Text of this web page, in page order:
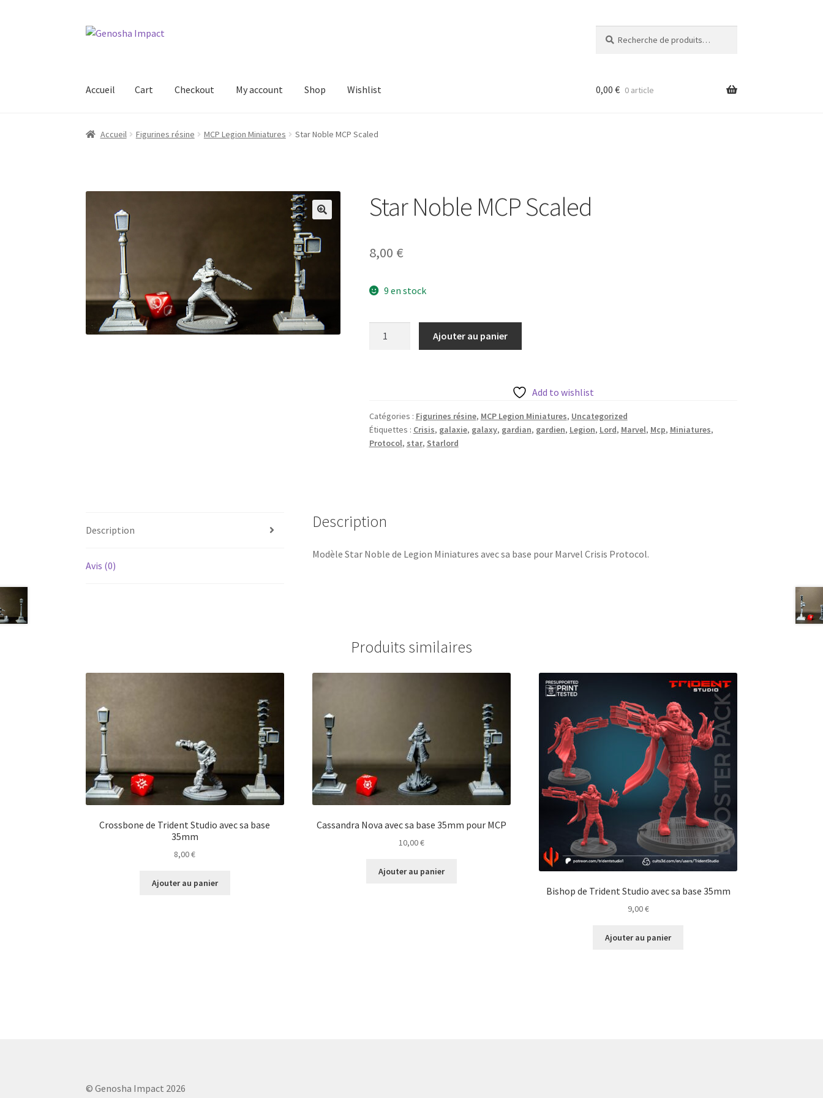
Aller
Aller
pour :
Accueil Cart Checkout My account Shop Wishlist
Accueil Cart Checkout My account Shop Wishlist
0,00 € 0 article
Accueil Figurines résine MCP Legion Miniatures Star Noble MCP Scaled
Star Noble MCP Scaled
8,00 €
9 en stock
Ajouter au panier
Add to wishlist
Catégories : Figurines résine, MCP Legion Miniatures, Uncategorized
Étiquettes : Crisis, galaxie, galaxy, gardian, gardien, Legion, Lord, Marvel, Mcp, Miniatures,
Protocol, star, Starlord
Description
Avis (0)
Description
Modèle Star Noble de Legion Miniatures avec sa base pour Marvel Crisis Protocol.
Produits similaires
Crossbone de Trident Studio avec sa base
35mm
8,00€
Ajouter au panier
Cassandra Nova avec sa base 35mm pour MCP
10,00€
Ajouter au panier
Bishop de Trident Studio avec sa base 35mm
9,00€
Ajouter au panier
© Genosha Impact 2026